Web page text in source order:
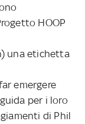
HOOP
una etichetta
emergere
guida per i loro
di Phil